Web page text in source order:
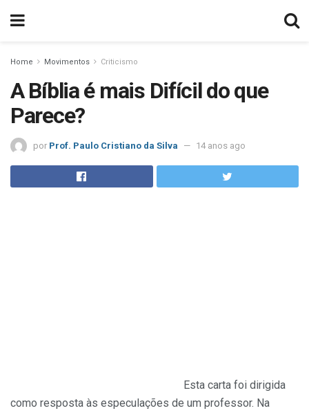
Home Movimentos Criticismo
A Bíblia é mais Difícil do que
Parece?
por Prof. Paulo Cristiano da Silva 14 anos ago
Esta carta foi dirigida
como resposta às especulações de um professor. Na